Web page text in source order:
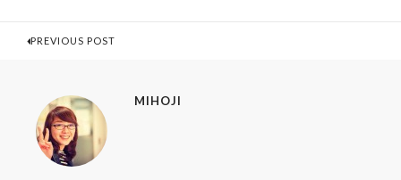
PREVIOUS POST
MIHOJI